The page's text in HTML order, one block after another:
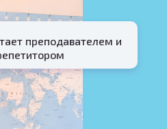
преподавателем и